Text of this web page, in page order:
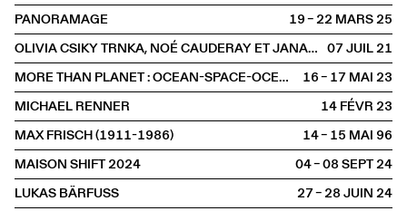
PANORAMAGE
19 – 22 MARS2025
OLIVIA CSIKY TRNKA, NOÉ CAUDERAY ET JANA TRNKA 07 JUIL2021
MORE THAN PLANET : OCEAN-SPACE-OCEAN EDITION
16 – 17 MAI2023
MICHAEL RENNER
14 FÉVR2023
MAX FRISCH (1911-1986)
14 – 15 MAI1996
MAISON SHIFT 2024
04 – 08 SEPT2024
LUKAS BÄRFUSS
27 – 28 JUIN2024